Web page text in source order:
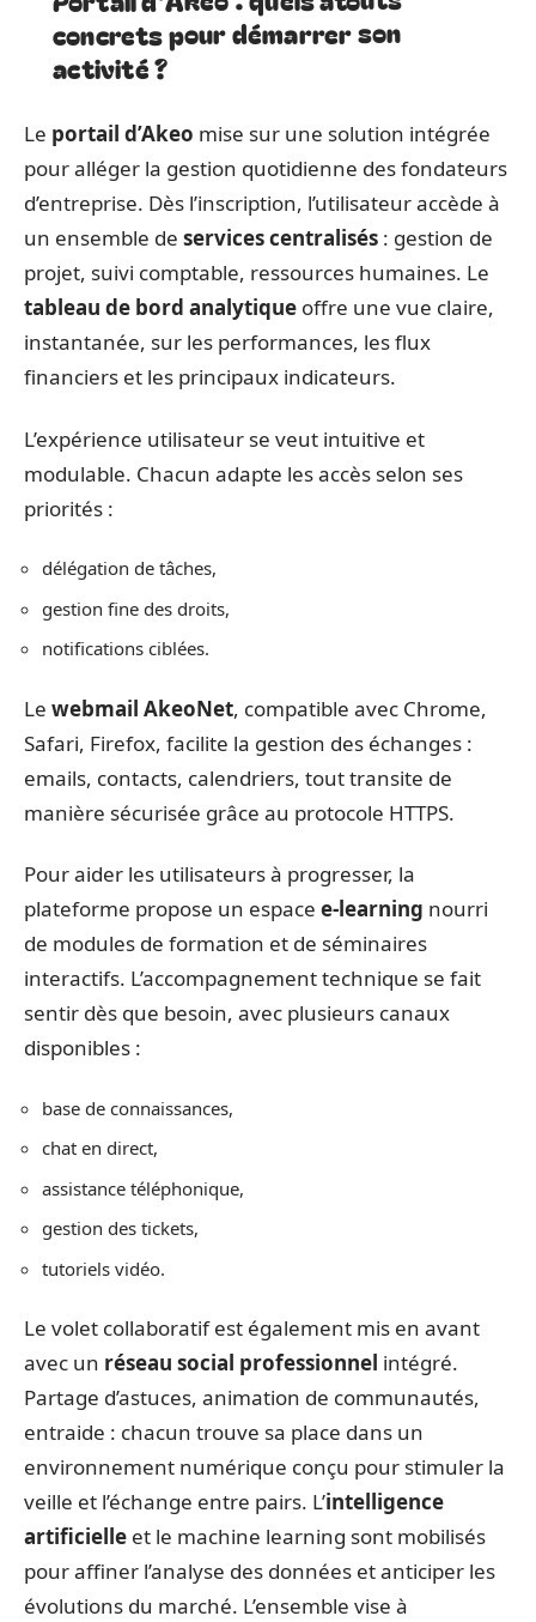
concrets pour démarrer son
activité ?
Le portail d’Akeo mise sur une solution intégrée
pour alléger la gestion quotidienne des fondateurs
d’entreprise. Dès l’inscription, l’utilisateur accède à
un ensemble de services centralisés : gestion de
projet, suivi comptable, ressources humaines. Le
tableau de bord analytique offre une vue claire,
instantanée, sur les performances, les flux
financiers et les principaux indicateurs.
L’expérience utilisateur se veut intuitive et
modulable. Chacun adapte les accès selon ses
priorités :
délégation de tâches,
gestion fine des droits,
notifications ciblées.
Le webmail AkeoNet, compatible avec Chrome,
Safari, Firefox, facilite la gestion des échanges :
emails, contacts, calendriers, tout transite de
manière sécurisée grâce au protocole HTTPS.
Pour aider les utilisateurs à progresser, la
plateforme propose un espace e-learning nourri
de modules de formation et de séminaires
interactifs. L’accompagnement technique se fait
sentir dès que besoin, avec plusieurs canaux
disponibles :
base de connaissances,
chat en direct,
assistance téléphonique,
gestion des tickets,
tutoriels vidéo.
Le volet collaboratif est également mis en avant
avec un réseau social professionnel intégré.
Partage d’astuces, animation de communautés,
entraide : chacun trouve sa place dans un
environnement numérique conçu pour stimuler la
veille et l’échange entre pairs. L’intelligence
artificielle et le machine learning sont mobilisés
pour affiner l’analyse des données et anticiper les
évolutions du marché. L’ensemble vise à